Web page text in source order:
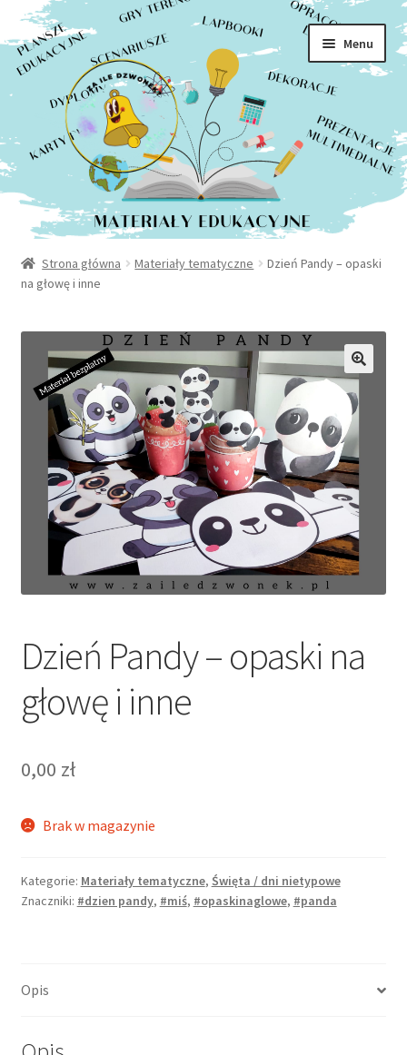
Przejdź
do
nawigacji
Przejdź
do
treści
Menu
Sklep
Rozwiń
menu
Moje konto
Kontakt
Strona główna Materiały tematyczne
Dzień Pandy – opaski
na głowę i inne
Dzień Pandy – opaski na
głowę i inne
0,00 zł
Brak w magazynie
Kategorie: Materiały tematyczne, Święta / dni nietypowe
Znaczniki: #dzien pandy, #miś, #opaskinaglowe, #panda
Opis